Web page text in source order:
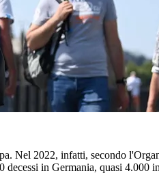
Nel 2022, infatti, secondo
decessi in Germania, quasi